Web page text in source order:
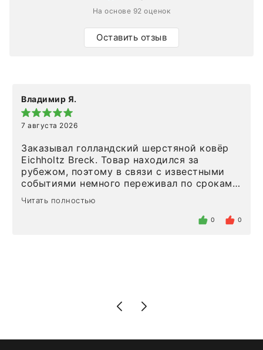
На основе 92 оценок
Оставить отзыв
Владимир Я.
7 августа 2026
Заказывал голландский шерстяной ковёр
Eichholtz Breck. Товар находился за
рубежом, поэтому в связи с известными
событиями немного переживал по срокам.
Но homeadore привезли ровно в
определенное в договоре время, без
то качество выше всяких похвал. Выглядит
Читать полностью
0 0